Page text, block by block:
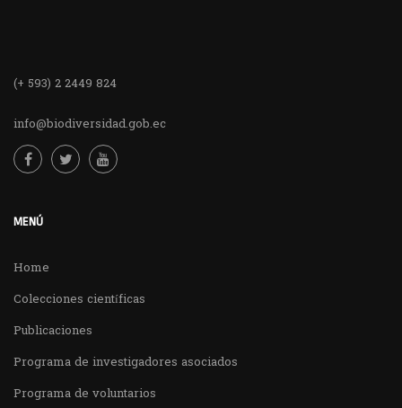
(+ 593) 2 2449 824
info@biodiversidad.gob.ec
MENÚ
Home
Colecciones científicas
Publicaciones
Programa de investigadores asociados
Programa de voluntarios